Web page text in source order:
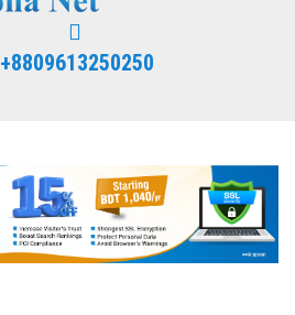
+8809613250250